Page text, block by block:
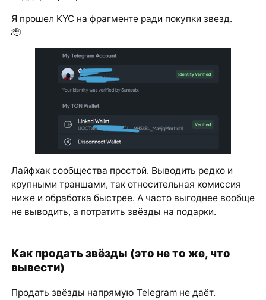
Я прошел KYC на фрагменте ради покупки звезд.
🫡
Лайфхак сообщества простой. Выводить редко и
крупными траншами, так относительная комиссия
ниже и обработка быстрее. А часто выгоднее вообще
не выводить, а потратить звёзды на подарки.
Как продать звёзды (это не то же, что
вывести)
Продать звёзды напрямую Telegram не даёт.